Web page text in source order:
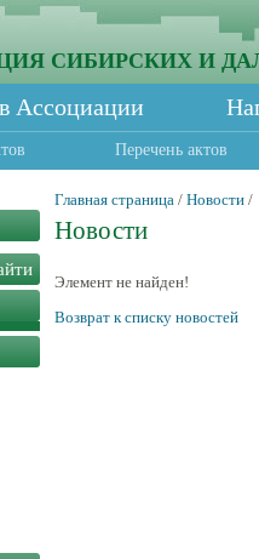
СИБИРСКИХ И
Ассоциации
Перечень актов
Главная страница / Новости /
Новости
Элемент не найден!
Возврат к списку новостей